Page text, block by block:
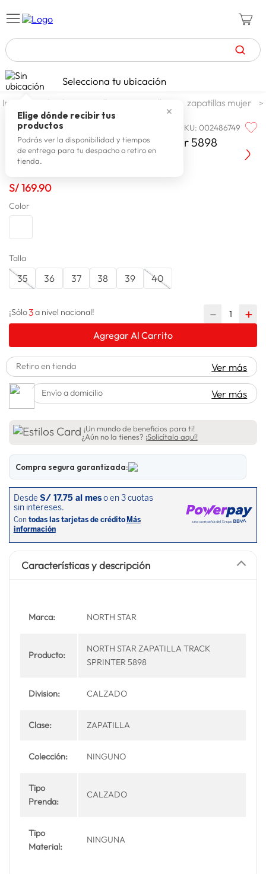
TÉRMINOS MÁS BUSCADOS
1. celulares
2. zapatillas mujer
3. zapatillas hombre
4. moda
7.
8.
9.
10. spiderman
Selecciona tu ubicación
✕
Elige dónde recibir tus
productos
Podrás ver la disponibilidad y tiempos
de entrega para tu despacho o retiro en
tienda.
calzado y zapatillas zapatillas zapatillas mujer
NORTH STAR SKU:002486749
North Star Zapatilla Track Sprinter 5898
S/169.90
Color
Talla
35 36 37 38 39 40
¡Sólo3a nivel nacional! ＋
－
Agregar Al Carrito
Retiro en tienda Ver más
Envío a domicilio Ver más
¡Un mundo de beneficios para ti!
¿Aún no la tienes? ¡Solicítala aquí!
Compra segura garantizada:
Características y descripción
Marca: NORTH STAR
Producto:
NORTH STAR ZAPATILLA TRACK
SPRINTER 5898
Division: CALZADO
Clase: ZAPATILLA
Colección: NINGUNO
Tipo
Prenda:
CALZADO
Tipo
Material:
NINGUNA